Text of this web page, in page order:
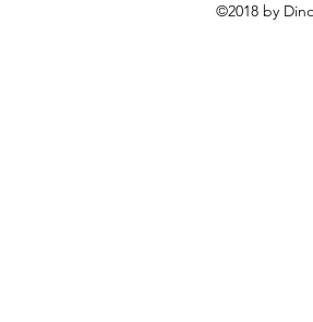
©2018 by